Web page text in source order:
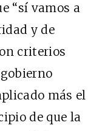
“sí vamos a
y de
criterios
más el
de que la